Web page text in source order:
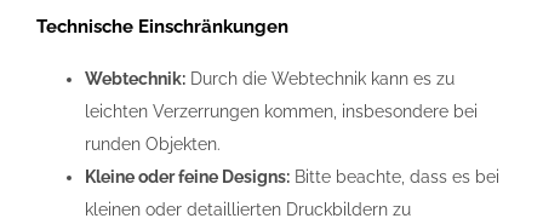
Technische Einschränkungen
Webtechnik:Durch die Webtechnik kann es zu
leichten Verzerrungen kommen, insbesondere bei
runden Objekten.
Kleine oder feine Designs:Bitte beachte, dass es bei
kleinen oder detaillierten Druckbildern zu